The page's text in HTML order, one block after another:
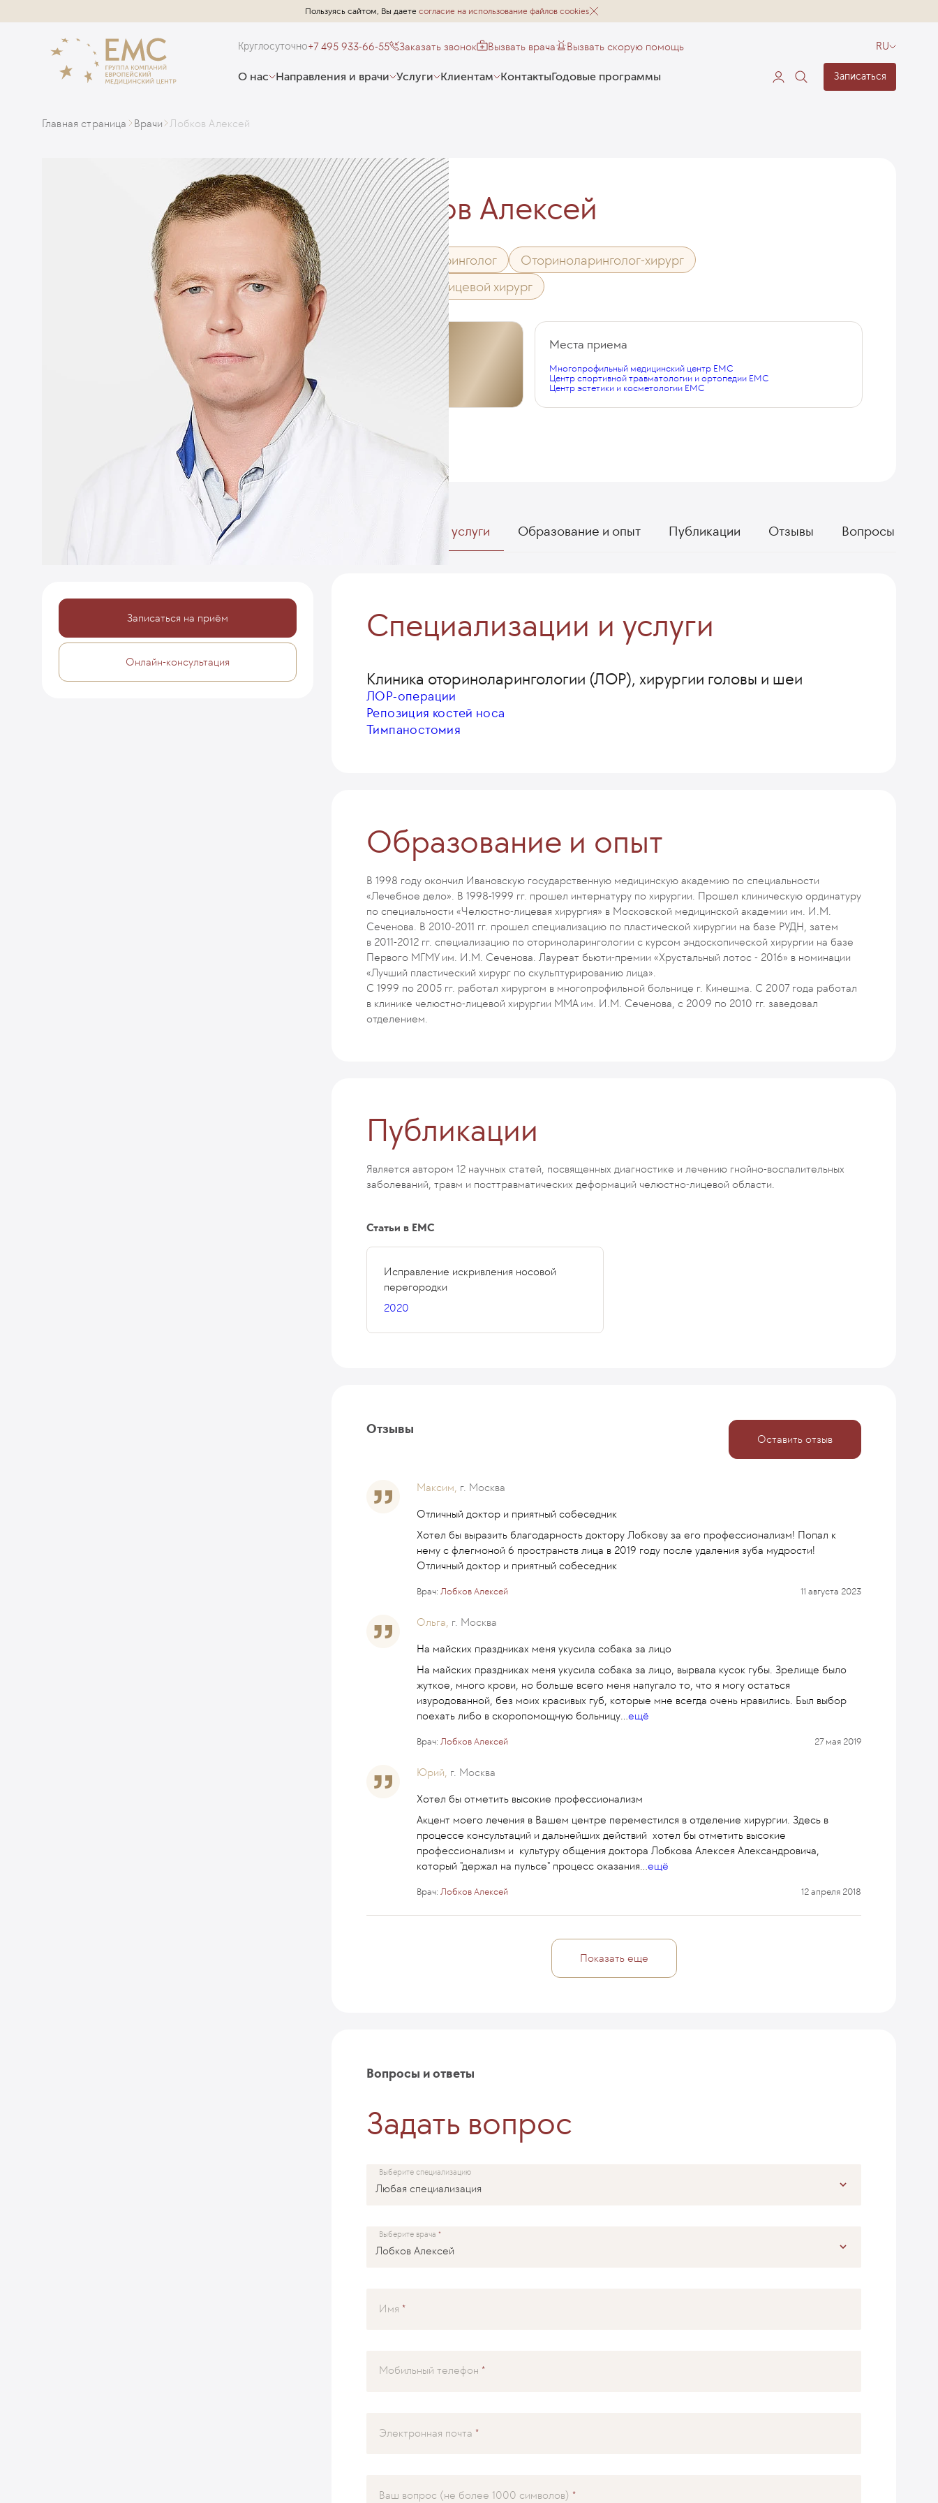
Пользуясь сайтом, Вы даете согласие на использование файлов cookies
Круглосуточно+7 495 933-66-55 Заказать звонок Вызвать врача Вызвать скорую помощь RU
О нас Направления и врачи Услуги Клиентам КонтактыГодовые программы Записаться
Главная страница Врачи Лобков Алексей
Записаться на приём
Онлайн-консультация
Лобков Алексей
Оториноларинголог
Оториноларинголог-хирург
Челюстно-лицевой хирург
Общий стаж
28 лет
Места приема
Многопрофильный медицинский центр EMC
Центр спортивной травматологии и ортопедии EMC
Центр эстетики и косметологии EMC
Специализации и услуги Образование и опыт Публикации Отзывы Вопросы
Специализации и услуги
Клиника оториноларингологии (ЛОР), хирургии головы и шеи
ЛОР-операции
Репозиция костей носа
Тимпаностомия
Образование и опыт
В 1998 году окончил Ивановскую государственную медицинскую академию по специальности
«Лечебное дело». В 1998-1999 гг. прошел интернатуру по хирургии. Прошел клиническую ординатуру
по специальности «Челюстно-лицевая хирургия» в Московской медицинской академии им. И.М.
Сеченова. В 2010-2011 гг. прошел специализацию по пластической хирургии на базе РУДН, затем
в 2011-2012 гг. специализацию по оториноларингологии с курсом эндоскопической хирургии на базе
Первого МГМУ им. И.М. Сеченова. Лауреат бьюти-премии «Хрустальный лотос - 2016» в номинации
«Лучший пластический хирург по скульптурированию лица».
С 1999 по 2005 гг. работал хирургом в многопрофильной больнице г. Кинешма. С 2007 года работал
в клинике челюстно-лицевой хирургии ММА им. И.М. Сеченова, с 2009 по 2010 гг. заведовал
отделением.
Публикации
Является автором 12 научных статей, посвященных диагностике и лечению гнойно-воспалительных
заболеваний, травм и посттравматических деформаций челюстно-лицевой области.
Статьи в ЕМС
Исправление искривления носовой
перегородки
2020
Отзывы
Оставить отзыв
Максим, г. Москва
Отличный доктор и приятный собеседник
Хотел бы выразить благодарность доктору Лобкову за его профессионализм! Попал к
нему с флегмоной 6 пространств лица в 2019 году после удаления зуба мудрости!
Отличный доктор и приятный собеседник
Врач: Лобков Алексей 11 августа 2023
Ольга, г. Москва
На майских праздниках меня укусила собака за лицо
На майских праздниках меня укусила собака за лицо, вырвала кусок губы. Зрелище было
жуткое, много крови, но больше всего меня напугало то, что я могу остаться
изуродованной, без моих красивых губ, которые мне всегда очень нравились. Был выбор
поехать либо в скоропомощную больницу ещё
Врач: Лобков Алексей 27 мая 2019
Юрий, г. Москва
Хотел бы отметить высокие профессионализм
Акцент моего лечения в Вашем центре переместился в отделение хирургии. Здесь в
процессе консультаций и дальнейших действий хотел бы отметить высокие
профессионализм и культуру общения доктора Лобкова Алексея Александровича,
который "держал на пульсе" процесс оказания
ещё
Врач: Лобков Алексей 12 апреля 2018
Показать еще
Вопросы и ответы
Задать вопрос
Выберите специализацию
Выберите врача
Имя
Мобильный телефон
Электронная почта
Ваш вопрос (не более 1000 символов)